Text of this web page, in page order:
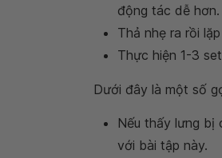
động tác dễ hơn.
Thả nhẹ ra rồi
Thực hiện 1-3
Dưới đây là một số
Nếu thấy lưng bị
với bài tập này.